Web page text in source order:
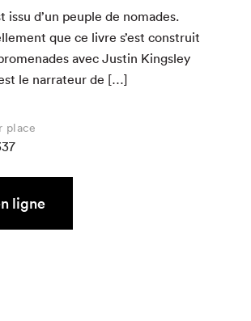
issu d’un peu­ple de nomades.
que ce livre s’est con­stru­it
avec Justin Kings­ley
le nar­ra­teur de […]
place
ligne